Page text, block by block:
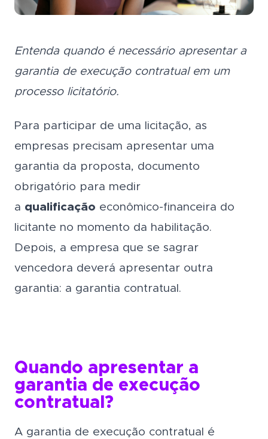
Entenda quando é necessário apresentar a
garantia de execução contratual em um
processo licitatório.
Para participar de uma licitação, as
empresas precisam apresentar uma
garantia da proposta, documento
obrigatório para medir
a qualificação econômico-financeira do
licitante no momento da habilitação.
Depois, a empresa que se sagrar
vencedora deverá apresentar outra
garantia: a garantia contratual.
Quando apresentar a
garantia de execução
contratual?
A garantia de execução contratual é